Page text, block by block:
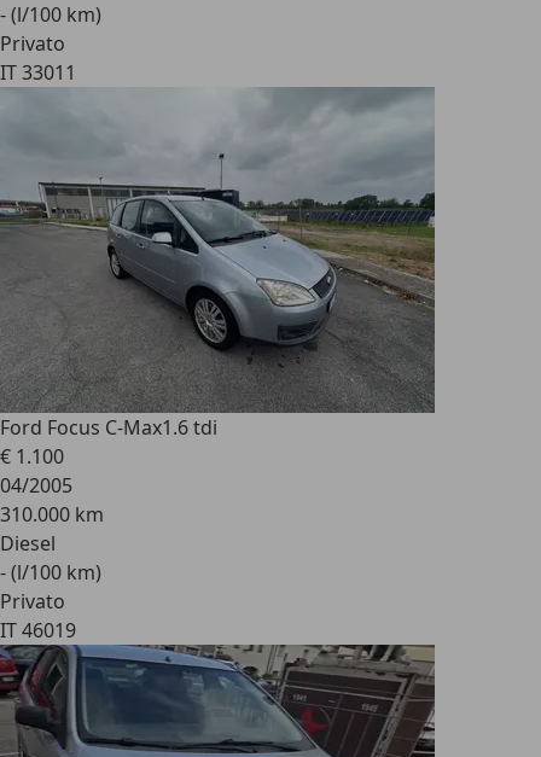
- (l/100 km)
Privato
IT 33011
Ford Focus C-Max1.6 tdi
€ 1.100
04/2005
310.000 km
Diesel
- (l/100 km)
Privato
IT 46019